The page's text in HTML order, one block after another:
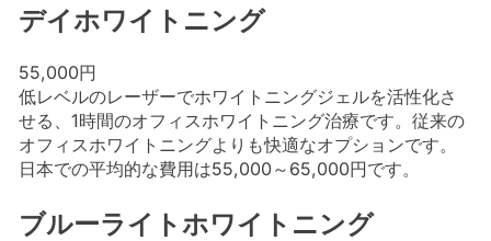
デイホワイトニング
55,000円
低レベルのレーザーでホワイトニングジェルを活性化さ
せる、1時間のオフィスホワイトニング治療です。従来の
オフィスホワイトニングよりも快適なオプションです。
日本での平均的な費用は55,000～65,000円です。
ブルーライトホワイトニング